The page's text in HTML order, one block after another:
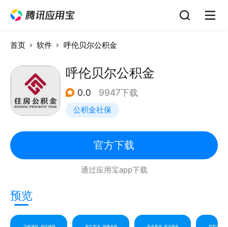
首页 软件 呼伦贝尔公积金
呼伦贝尔公积金
0.0 9947下载
公积金社保
官方下载
通过应用宝app下载
预览